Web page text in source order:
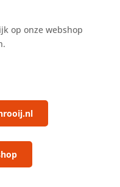
op onze webshop